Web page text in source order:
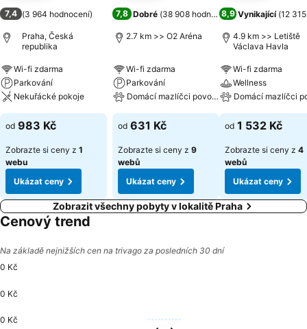
7,4 (3 964 hodnocení)
Praha, Česká
republika
Wi-fi zdarma
Parkování
Nekuřácké pokoje
od 983 Kč
Zobrazte si ceny z 1
webu
Ukázat ceny
7,8 Dobré (38 908 hodnocení)
2.7 km >> O2 Aréna
Wi-fi zdarma
Parkování
Domácí mazlíčci povoleni
od 631 Kč
Zobrazte si ceny z 9
webů
Ukázat ceny
8,9 Vynikající (12
4.9 km >> Letiště
Václava Havla
Wi-fi zdarma
Wellness
Domácí mazlíčci
od 1 532 Kč
Zobrazte si ceny z 4
webů
Ukázat ceny
Zobrazit všechny pobyty v lokalitě Praha
Cenový trend
Na základě nejnižších cen na trivago za posledních 30 dní
0 Kč
0 Kč
0 Kč